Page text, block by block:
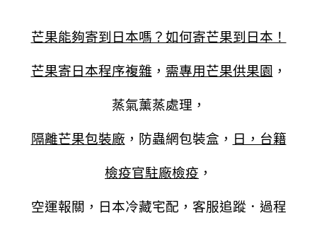
芒果能夠寄到日本嗎？如何寄芒果到日本！
芒果寄日本程序複雜 ， 需專用芒果供果園 ，
蒸氣薰蒸處理，
隔離芒果包裝廠 ，防蟲網包裝盒， 日，台籍
檢疫官駐廠檢疫 ，
空運報關，日本冷藏宅配，客服追蹤．過程